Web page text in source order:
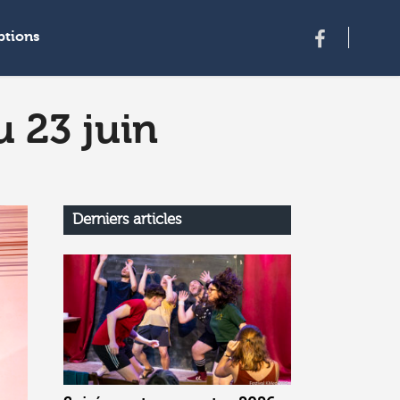
23 juin
Derniers articles